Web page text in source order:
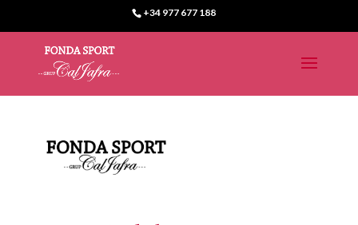
+34 977 677 188